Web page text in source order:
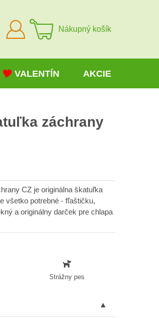
Prihlásiť
sa
Nákupný košík
VALENTÍN AKCIE
záchrany
CZ je originálna škatuľka
všetko potrebné - fľaštičku,
a originálny darček pre chlapa
Strážny pes